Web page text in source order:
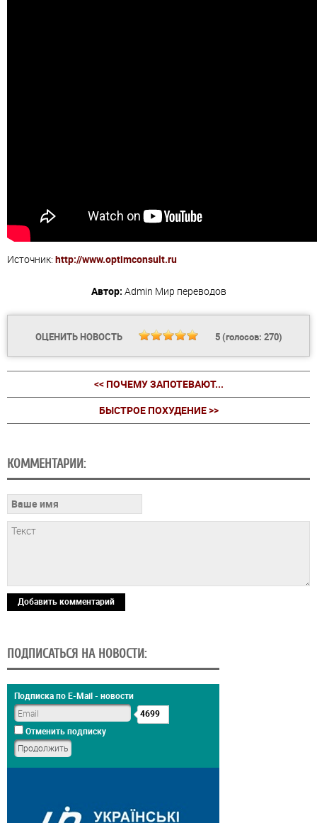
Источник: http://www.optimconsult.ru
Автор: Admin Мир переводов
ОЦЕНИТЬ НОВОСТЬ 5(голосов: 270)
<< ПОЧЕМУ ЗАПОТЕВАЮТ...
БЫСТРОЕ ПОХУДЕНИЕ >>
КОММЕНТАРИИ:
Добавить комментарий
ПОДПИСАТЬСЯ НА НОВОСТИ:
Подписка по E-Mail - новости
4699
Отменить подписку